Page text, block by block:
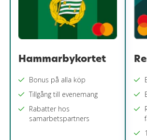
Hammarbykortet
Bonus på alla köp
Tillgång till evenemang
Rabatter hos
samarbetspartners